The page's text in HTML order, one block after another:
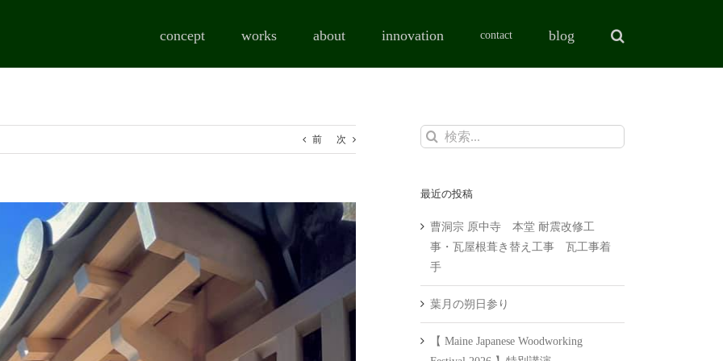
concept works about innovation contact blog
前 次
検
最近の投稿
曹洞宗 原中寺 本堂 耐震改修工
事・瓦屋根葺き替え工事 瓦工事着
手
葉月の朔日参り
【 Maine Japanese Woodworking